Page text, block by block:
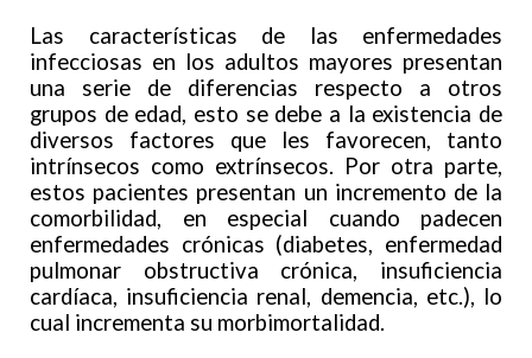
Las características de las enfermedades
infecciosas en los adultos mayores presentan
una serie de diferencias respecto a otros
grupos de edad, esto se debe a la existencia de
diversos factores que les favorecen, tanto
intrínsecos como extrínsecos. Por otra parte,
estos pacientes presentan un incremento de la
comorbilidad, en especial cuando padecen
enfermedades crónicas (diabetes, enfermedad
pulmonar obstructiva crónica, insuficiencia
cardíaca, insuficiencia renal, demencia, etc.), lo
cual incrementa su morbimortalidad.